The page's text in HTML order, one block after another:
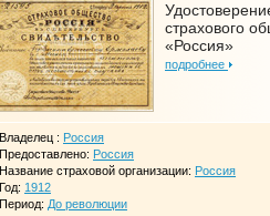
страхового
«Россия»
подробнее
Владелец : Россия
Предоставлено: Россия
Название страховой организации: Россия
Год: 1912
Период: До революции